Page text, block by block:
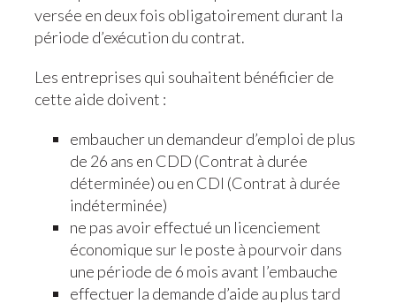
versée en deux fois obligatoirement durant la
période d’exécution du contrat.
Les entreprises qui souhaitent bénéficier de
cette aide doivent :
embaucher un demandeur d’emploi de plus
de 26 ans en CDD (Contrat à durée
déterminée) ou en CDI (Contrat à durée
indéterminée)
ne pas avoir effectué un licenciement
économique sur le poste à pourvoir dans
une période de 6 mois avant l’embauche
effectuer la demande d’aide au plus tard